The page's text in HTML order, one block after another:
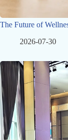
The Future of
2026-07-30